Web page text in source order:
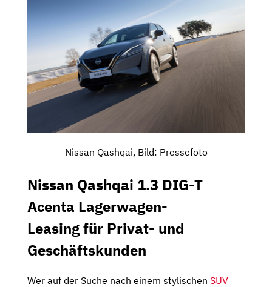
Nissan Qashqai, Bild: Pressefoto
Nissan Qashqai 1.3 DIG-T
Acenta Lagerwagen-
Leasing für Privat- und
Geschäftskunden
Wer auf der Suche nach einem stylischen SUV